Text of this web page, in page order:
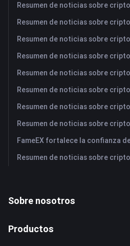
Sobre nosotros
Productos